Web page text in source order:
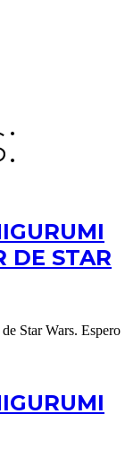
DE STAR
Star Wars. Espero